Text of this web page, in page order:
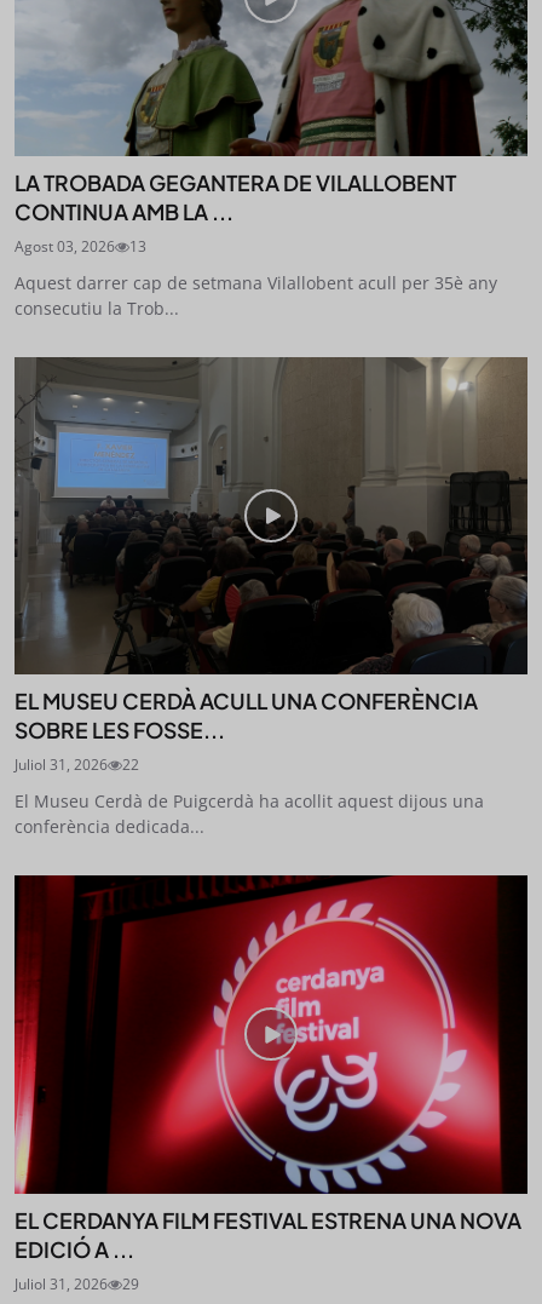
LA TROBADA GEGANTERA DE VILALLOBENT
CONTINUA AMB LA ...
Agost 03, 2026 13
Aquest darrer cap de setmana Vilallobent acull per 35è any
consecutiu la Trob...
EL MUSEU CERDÀ ACULL UNA CONFERÈNCIA
SOBRE LES FOSSE...
Juliol 31, 2026 22
El Museu Cerdà de Puigcerdà ha acollit aquest dijous una
conferència dedicada...
EL CERDANYA FILM FESTIVAL ESTRENA UNA NOVA
EDICIÓ A ...
Juliol 31, 2026 29